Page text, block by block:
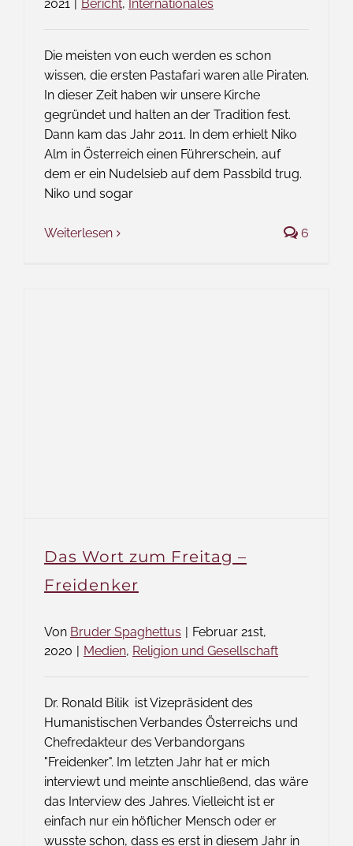
2021
Bericht, Internationales
Die meisten von euch werden es schon
wissen, die ersten Pastafari waren alle Piraten.
In dieser Zeit haben wir unsere Kirche
gegründet und halten an der Tradition fest.
Dann kam das Jahr 2011. In dem erhielt Niko
Alm in Österreich einen Führerschein, auf
dem er ein Nudelsieb auf dem Passbild trug.
Niko und sogar
Weiterlesen 6
Das Wort zum Freitag –
Freidenker
Von Bruder Spaghettus | Februar 21st,
2020 | Medien, Religion und Gesellschaft
Dr. Ronald Bilik ist Vizepräsident des
Humanistischen Verbandes Österreichs und
Chefredakteur des Verbandorgans
"Freidenker". Im letzten Jahr hat er mich
interviewt und meinte anschließend, das wäre
das Interview des Jahres. Vielleicht ist er
einfach nur ein höflicher Mensch oder er
wusste schon, dass es erst in diesem Jahr in